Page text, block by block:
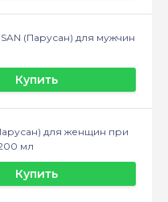
(Парусан) для мужчин
Купить
для женщин при
мл
Купить